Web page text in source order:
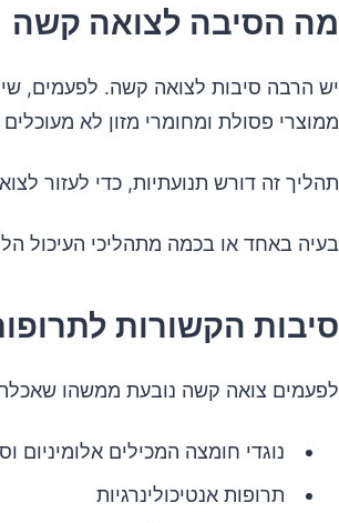
מה הסיבה לצואה קשה
יש הרבה סיבות לצואה קשה. לפעמים,
ממוצרי פסולת ומחומרי מזון לא
תהליך זה דורש תנועתיות, כדי לעזור
בעיה באחד או בכמה מתהליכי העיכול
סיבות הקשורות
לפעמים צואה קשה נובעת ממשהו
נוגדי חומצה המכילים אלומיניום
תרופות אנטיכולינרגיות